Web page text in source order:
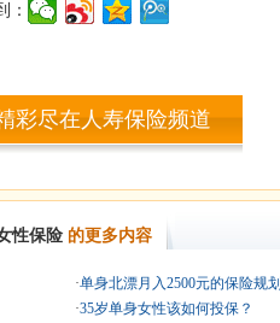
：
彩尽在人寿保险频道
性保险 的更多内容
·单身北漂月入2500元的保险规划
·35岁单身女性该如何投保？